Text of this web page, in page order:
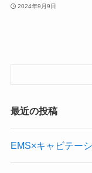
2024年9月9日
最近の投稿
EMS×キャビテー